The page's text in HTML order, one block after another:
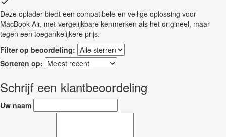
Deze oplader biedt een compatibele en veilige oplossing voor
MacBook Air, met vergelijkbare kenmerken als het origineel, maar
tegen een toegankelijkere prijs.
Filter op beoordeling:
Sorteren op:
Schrijf een klantbeoordeling
Uw naam